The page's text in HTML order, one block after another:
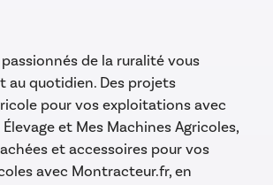
de la ruralité vous
au quotidien. Des projets
pour vos exploitations avec
Élevage et Mes Machines Agricoles,
et accessoires pour vos
avec Montracteur.fr, en